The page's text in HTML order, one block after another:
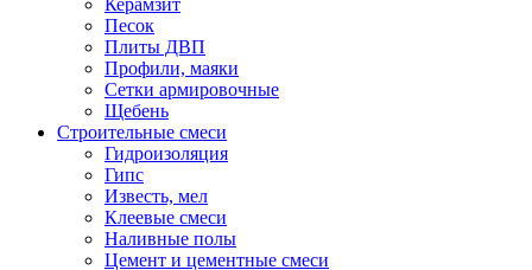
Керамзит
Песок
Плиты ДВП
Профили, маяки
Сетки армировочные
Щебень
Строительные смеси
Гидроизоляция
Гипс
Известь, мел
Клеевые смеси
Наливные полы
Цемент и цементные смеси